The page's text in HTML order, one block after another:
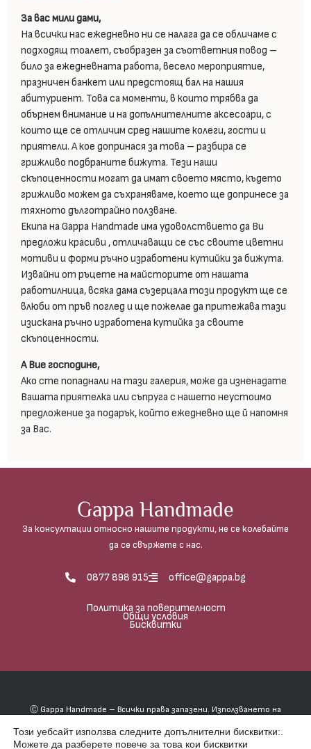
За вас мили дами,
На всички нас ежедневно ни се налага да се обличаме с
подходящ тоалет, съобразен за съответния повод –
било за ежедневната работа, весело мероприятие,
празничен банкет или предстоящ бал на нашия
абитуриент. Това са моменти, в които трябва да
обърнем внимание и на допълнителните аксесоари, с
които ще се отличим сред нашите колеги, гости и
приятели. А кое допринася за това – разбира се
грижливо подбраните бижута. Тези наши
скъпоценности могат да имат своето място, където
грижливо можем да съхраняваме, което ще допринесе за
тяхното дълготрайно ползване.
Екипа на Gappa Handmade има удоволствието да Ви
предложи красиви , отличаващи се със своите цветни
мотиви и форми ръчно изработени кутийки за бижута.
Извайни от ръцете на майсторите от нашата
работилница, всяка дама съзерцала този продукт ще се
влюби от пръв поглед и ще пожелае да притежава тази
изискана ръчно изработена кутийка за своите
скъпоценности.
А Вие господине,
Ако сте попаднали на тази галерия, може да изненадате
Вашата приятелка или съпруга с нашето неустоимо
предложение за подарък, който ежедневно ще й напомня
за Вас.
Gappa Handmade
За консултации относно нашите продукти, не се колебайте
да се свържете с нас.
0877 898 915 office@gappa.bg
Политика за поверителност
Общи условия
Бисквитки
Ⓒ Gappa Handmade – Всички права запазени. Използването на
имате писмено разрешение от Гаппа хендмейд.
Този уебсайт използва следните допълнителни бисквитки:.
Можете да разберете повече за това кои бисквитки